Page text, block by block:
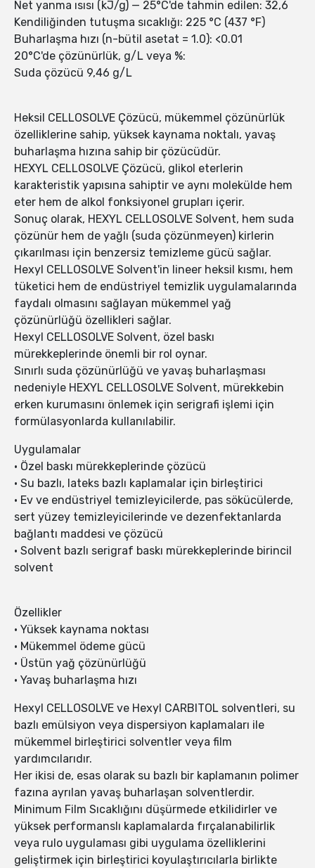
Net yanma ısısı (kJ/g) — 25°C'de tahmin edilen: 32,6
Kendiliğinden tutuşma sıcaklığı: 225 °C (437 °F)
Buharlaşma hızı (n-bütil asetat = 1.0): <0.01
20°C'de çözünürlük, g/L veya %:
Suda çözücü 9,46 g/L
Heksil CELLOSOLVE Çözücü, mükemmel çözünürlük
özelliklerine sahip, yüksek kaynama noktalı, yavaş
buharlaşma hızına sahip bir çözücüdür.
HEXYL CELLOSOLVE Çözücü, glikol eterlerin
karakteristik yapısına sahiptir ve aynı molekülde hem
eter hem de alkol fonksiyonel grupları içerir.
Sonuç olarak, HEXYL CELLOSOLVE Solvent, hem suda
çözünür hem de yağlı (suda çözünmeyen) kirlerin
çıkarılması için benzersiz temizleme gücü sağlar.
Hexyl CELLOSOLVE Solvent'in lineer heksil kısmı, hem
tüketici hem de endüstriyel temizlik uygulamalarında
faydalı olmasını sağlayan mükemmel yağ
çözünürlüğü özellikleri sağlar.
Hexyl CELLOSOLVE Solvent, özel baskı
mürekkeplerinde önemli bir rol oynar.
Sınırlı suda çözünürlüğü ve yavaş buharlaşması
nedeniyle HEXYL CELLOSOLVE Solvent, mürekkebin
erken kurumasını önlemek için serigrafi işlemi için
formülasyonlarda kullanılabilir.
Uygulamalar
• Özel baskı mürekkeplerinde çözücü
• Su bazlı, lateks bazlı kaplamalar için birleştirici
• Ev ve endüstriyel temizleyicilerde, pas sökücülerde,
sert yüzey temizleyicilerinde ve dezenfektanlarda
bağlantı maddesi ve çözücü
• Solvent bazlı serigraf baskı mürekkeplerinde birincil
solvent
Özellikler
• Yüksek kaynama noktası
• Mükemmel ödeme gücü
• Üstün yağ çözünürlüğü
• Yavaş buharlaşma hızı
Hexyl CELLOSOLVE ve Hexyl CARBITOL solventleri, su
bazlı emülsiyon veya dispersiyon kaplamaları ile
mükemmel birleştirici solventler veya film
yardımcılarıdır.
Her ikisi de, esas olarak su bazlı bir kaplamanın polimer
fazına ayrılan yavaş buharlaşan solventlerdir.
Minimum Film Sıcaklığını düşürmede etkilidirler ve
yüksek performanslı kaplamalarda fırçalanabilirlik
veya rulo uygulaması gibi uygulama özelliklerini
geliştirmek için birleştirici koyulaştırıcılarla birlikte